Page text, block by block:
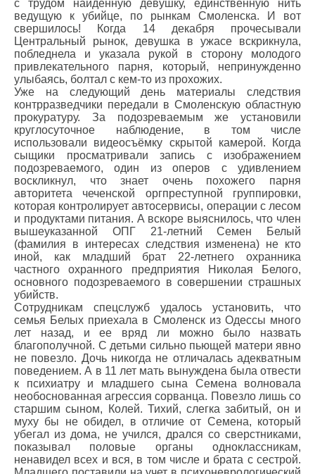
с трудом найденную девушку, единственную нить
ведущую к убийце, по рынкам Смоленска. И вот
свершилось! Когда 14 декабря прочесывали
Центральный рынок, девушка в ужасе вскрикнула,
побледнела и указала рукой в сторону молодого
привлекательного парня, который, непринужденно
улыбаясь, болтал с кем-то из прохожих.
Уже на следующий день материалы следствия
контрразведчики передали в Смоленскую областную
прокуратуру. За подозреваемым же установили
круглосуточное наблюдение, в том числе
использовали видеосъёмку скрытой камерой. Когда
сыщики просматривали запись с изображением
подозреваемого, один из оперов с удивлением
воскликнул, что знает очень похожего парня
авторитета чеченской оргпреступной группировки,
которая контролирует автосервисы, операции с лесом
и продуктами питания. А вскоре выяснилось, что член
вышеуказанной ОПГ 21-летний Семен Белый
(фамилия в интересах следствия изменена) не кто
иной, как младший брат 22-летнего охранника
частного охранного предприятия Николая Белого,
основного подозреваемого в совершении страшных
убийств.
Сотрудникам спецслужб удалось установить, что
семья Белых приехала в Смоленск из Одессы много
лет назад, и ее вряд ли можно было назвать
благополучной. С детьми сильно пьющей матери явно
не повезло. Дочь никогда не отличалась адекватным
поведением. А в 11 лет мать вынуждена была отвести
к психиатру и младшего сына Семена волновала
необоснованная агрессия сорванца. Повезло лишь со
старшим сыном, Колей. Тихий, слегка забитый, он и
муху бы не обидел, в отличие от Семена, который
убегал из дома, не учился, дрался со сверстниками,
показывал половые органы одноклассникам,
ненавидел всех и вся, в том числе и брата с сестрой.